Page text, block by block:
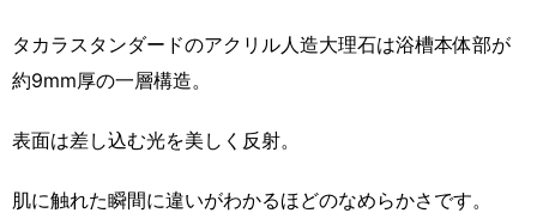
タカラスタンダードのアクリル人造大理石は浴槽本体部が
約9mm厚の一層構造。
表面は差し込む光を美しく反射。
肌に触れた瞬間に違いがわかるほどのなめらかさです。